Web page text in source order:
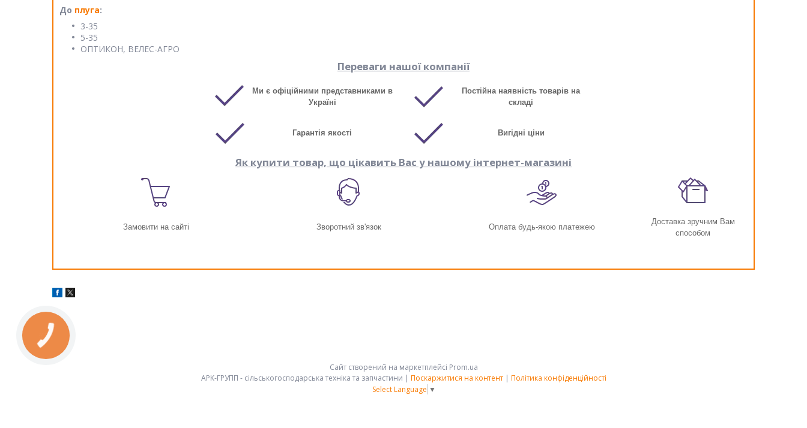
До плуга:
3-35
5-35
ОПТИКОН, ВЕЛЕС-АГРО
Переваги нашої компанії
Ми є офіційними представниками в
Україні
Постійна наявність товарів на
складі
Гарантія якості Вигідні ціни
Як купити товар, що цікавить Вас у нашому інтернет-магазині
Замовити на сайті Зворотний зв'язок Оплата будь-якою платежею
Доставка зручним Вам
способом
Сайт створений на маркетплейсі Prom.ua
АРК-ГРУПП - сільськогосподарська техніка та запчастини | Поскаржитися на контент | Політика конфіденційності
Select Language ▼
КНОПКА
ЗВ'ЯЗКУ